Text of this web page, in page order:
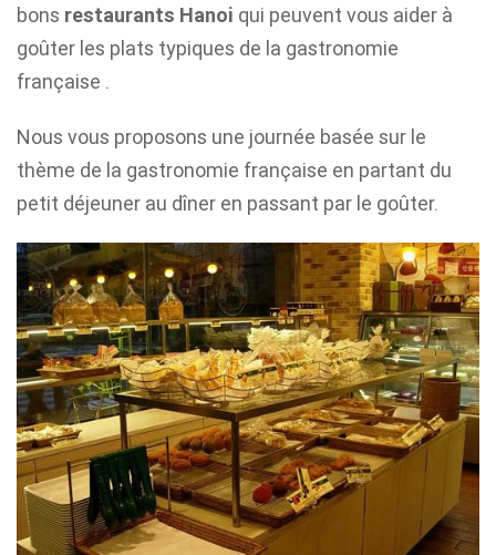
bons restaurants Hanoi qui peuvent vous aider à
goûter les plats typiques de la gastronomie
française .
Nous vous proposons une journée basée sur le
thème de la gastronomie française en partant du
petit déjeuner au dîner en passant par le goûter.